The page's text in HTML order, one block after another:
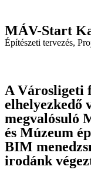
MÁV-Start
Építészeti tervezés,
A Városligeti
elhelyezkedő
megvalósuló
és Múzeum
BIM
irodánk